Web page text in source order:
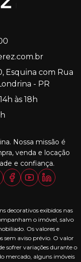
Esquina com Rua
- PR
às 18h
Nossa missão é
venda e locação
e confiança.
decorativos exibidos nas
o imóvel, salvo
Os valores e
sem aviso prévio. O valor
sofrer variações durante o
mercado, alguns imóveis